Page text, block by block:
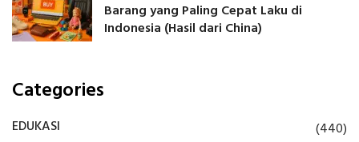
Barang yang Paling Cepat Laku di
Indonesia (Hasil dari China)
Categories
EDUKASI
(440)